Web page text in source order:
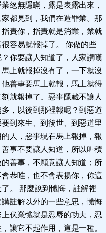
絕無隱瞞，露是表露出來，
都見到，我們在造罪業。那
責你，指責就是消業，業就
容易就報掉了。 你做的些
你要讓人知道了，人家讚嘆
上就報掉沒有了，一下就沒
善事要馬上就報，馬上就得
就報掉了。惡事隱藏不讓人
，以後到那裡報呢？到惡道
到來生、到後世、到惡道里
人，惡事現在馬上報掉，報
事不要讓人知道，所以叫積
善事，不願意讓人知道；所
恭唯，也不會表揚你，你這
。 那麼說到懺悔，註解裡
註解以外的一些意思，懺悔
伏業懺就是忍辱的功夫，忍
讓它不起作用，這是一種。